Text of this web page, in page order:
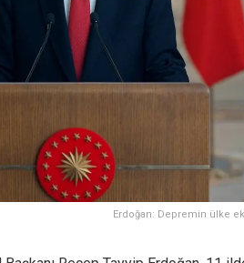
Erdoğan: Depremin ülke